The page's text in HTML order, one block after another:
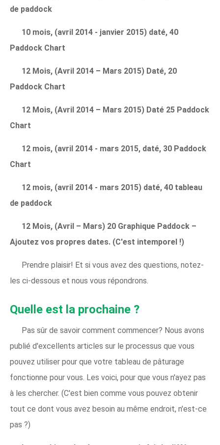
de paddock
10 mois, (avril 2014 - janvier 2015) daté, 40
Paddock Chart
12 Mois, (Avril 2014 – Mars 2015) Daté, 20
Paddock Chart
12 Mois, (Avril 2014 – Mars 2015) Daté 25 Paddock
Chart
12 mois, (avril 2014 - mars 2015, daté, 30 Paddock
Chart
12 mois, (avril 2014 - mars 2015) daté, 40 tableau
de paddock
12 Mois, (Avril – Mars) 20 Graphique Paddock –
Ajoutez vos propres dates. (C'est intemporel !)
Prendre plaisir! Et si vous avez des questions, notez-
les ci-dessous et nous vous répondrons.
Quelle est la prochaine ?
Pas sûr de savoir comment commencer? Nous avons
publié d'excellents articles sur le processus que vous
pouvez utiliser pour que votre tableau de pâturage
fonctionne pour vous. Les voici, pour que vous n'ayez pas
à les chercher. (C'est bien comme vous pouvez obtenir
tout ce dont vous avez besoin au même endroit, n'est-ce
pas ?)